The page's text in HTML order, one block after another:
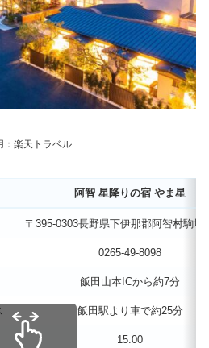
：楽天トラベル
阿智 星降りの宿 やま星
〒395-0303長野県下伊那郡阿智村駒場
0265-49-8098
飯田山本ICから約7分
飯田駅より車で約25分
15:00